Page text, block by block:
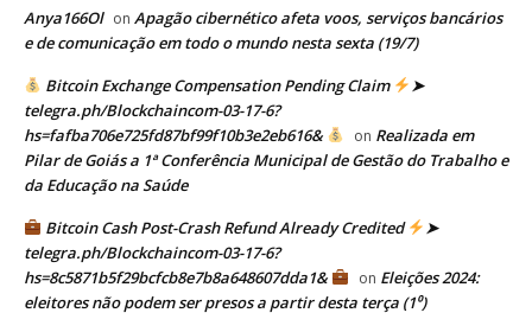
Anya166Ol on Apagão cibernético afeta voos, serviços bancários
e de comunicação em todo o mundo nesta sexta (19/7)
Bitcoin Exchange Compensation Pending Claim
➤
telegra.ph/Blockchaincom-03-17-6?
hs=fafba706e725fd87bf99f10b3e2eb616&
on Realizada em
Pilar de Goiás a 1ª Conferência Municipal de Gestão do Trabalho e
da Educação na Saúde
Bitcoin Cash Post-Crash Refund Already Credited
➤
telegra.ph/Blockchaincom-03-17-6?
hs=8c5871b5f29bcfcb8e7b8a648607dda1&
on Eleições 2024:
eleitores não podem ser presos a partir desta terça (1⁰)